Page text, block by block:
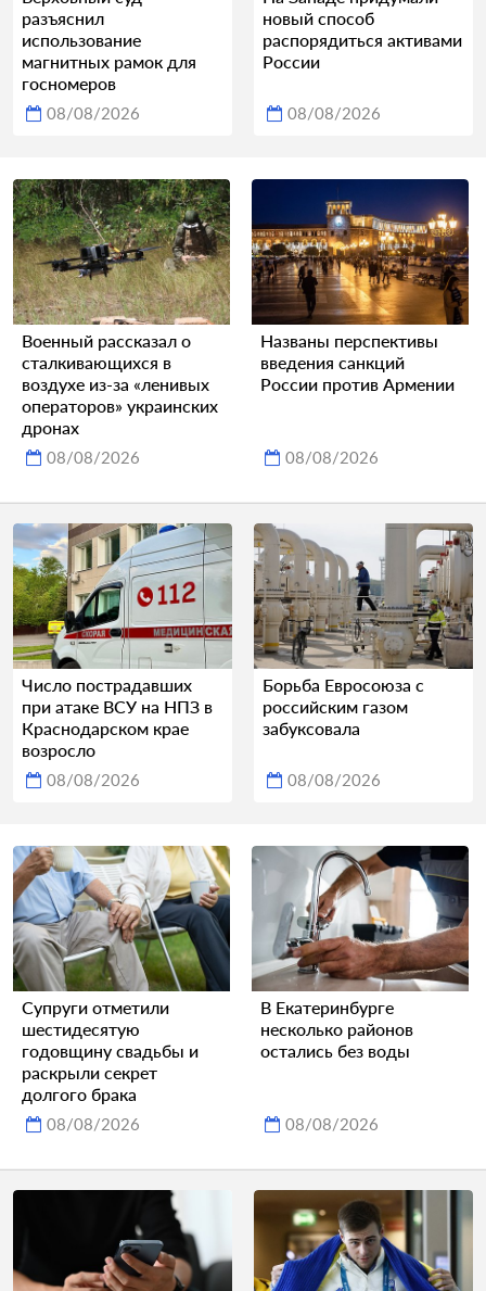
разъяснил
использование
магнитных рамок для
госномеров
08/08/2026
новый способ
распорядиться активами
России
08/08/2026
Военный рассказал о
сталкивающихся в
воздухе из-за «ленивых
операторов» украинских
дронах
08/08/2026
Названы перспективы
введения санкций
России против Армении
08/08/2026
Число пострадавших
при атаке ВСУ на НПЗ в
Краснодарском крае
возросло
08/08/2026
Борьба Евросоюза с
российским газом
забуксовала
08/08/2026
Супруги отметили
шестидесятую
годовщину свадьбы и
раскрыли секрет
долгого брака
08/08/2026
В Екатеринбурге
несколько районов
остались без воды
08/08/2026